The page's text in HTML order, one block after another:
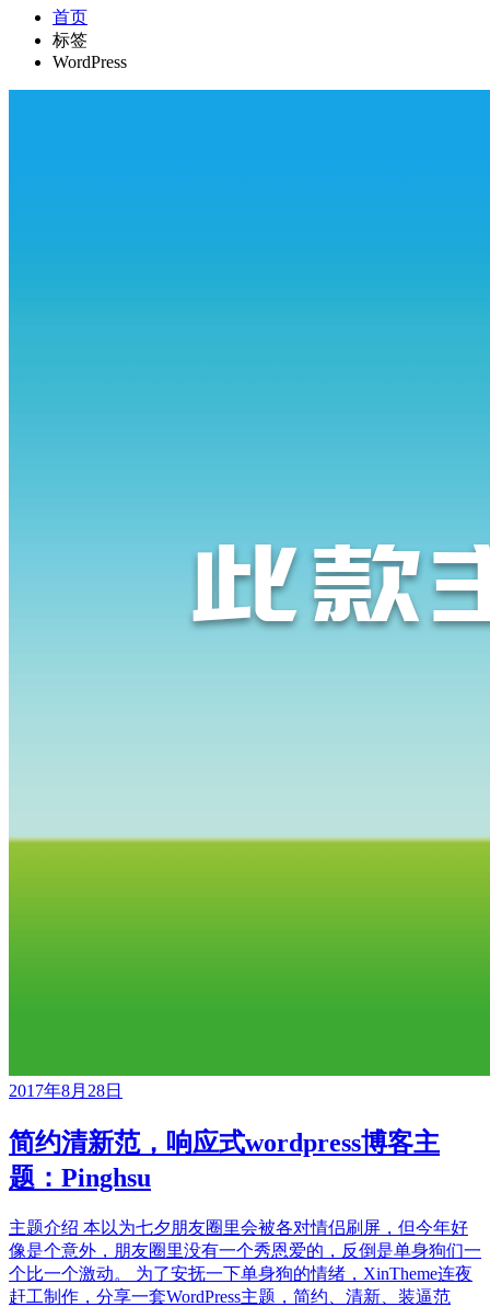
首页
标签
WordPress
2017年8月28日
简约清新范，响应式wordpress博客主
题：Pinghsu
主题介绍 本以为七夕朋友圈里会被各对情侣刷屏，但今年好
像是个意外，朋友圈里没有一个秀恩爱的，反倒是单身狗们一
个比一个激动。 为了安抚一下单身狗的情绪，XinTheme连夜
赶工制作，分享一套WordPress主题，简约、清新、装逼范